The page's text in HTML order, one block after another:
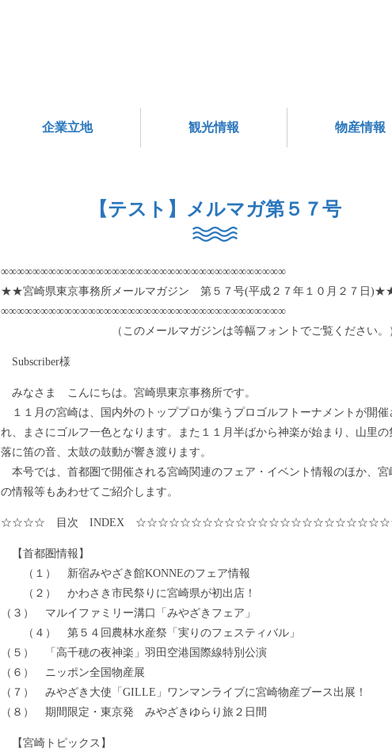
企業立地 観光情報 物産情報
【テスト】メルマガ第５７号
∞∞∞∞∞∞∞∞∞∞∞∞∞∞∞∞∞∞∞∞∞∞∞∞∞∞∞∞∞∞∞∞∞∞∞∞
★★宮崎県東京事務所メールマガジン 第５７号(平成２７年１０月２７日
∞∞∞∞∞∞∞∞∞∞∞∞∞∞∞∞∞∞∞∞∞∞∞∞∞∞∞∞∞∞∞∞∞∞∞∞
（このメールマガジンは等幅フォントでご覧ください。
Subscriber様
みなさま こんにちは。宮崎県東京事務所です。
１１月の宮崎は、国内外のトッププロが集うプロゴルフトーナメントが開催
れ、まさにゴルフ一色となります。また１１月半ばから神楽が始まり、山里の
落に笛の音、太鼓の鼓動が響き渡ります。
本号では、首都圏で開催される宮崎関連のフェア・イベント情報のほか、宮
の情報等もあわせてご紹介します。
☆☆☆☆ 目次 INDEX
【首都圏情報】
（１） 新宿みやざき館KONNEのフェア情報
（２） かわさき市民祭りに宮崎県が初出店！
（３） マルイファミリー溝口「みやざきフェア」
（４） 第５４回農林水産祭「実りのフェスティバル」
（５） 「高千穂の夜神楽」羽田空港国際線特別公演
（６） ニッポン全国物産展
（７） みやざき大使「GILLE」ワンマンライブに宮崎物産ブース出展！
（８） 期間限定・東京発 みやざきゆらり旅２日間
【宮崎トピックス】